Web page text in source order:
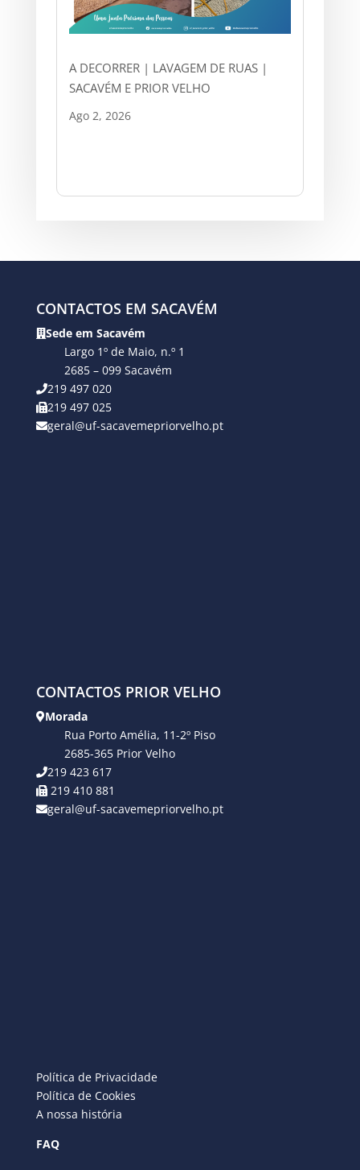
A DECORRER | LAVAGEM DE RUAS |
SACAVÉM E PRIOR VELHO
Ago 2, 2026
CONTACTOS EM SACAVÉM
Sede em Sacavém
Largo 1º de Maio, n.º 1
2685 – 099 Sacavém
219 497 020
219 497 025
geral@uf-sacavemepriorvelho.pt
CONTACTOS PRIOR VELHO
Morada
Rua Porto Amélia, 11-2º Piso
2685-365 Prior Velho
219 423 617
219 410 881
geral@uf-sacavemepriorvelho.pt
Política de Privacidade
Política de Cookies
A nossa história
FAQ